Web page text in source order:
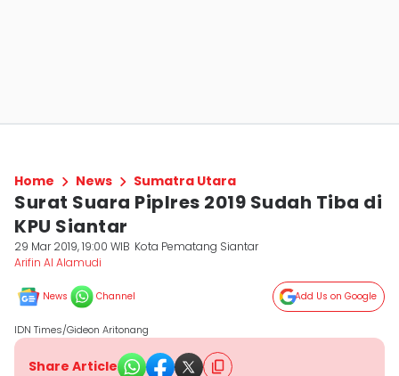
Home News Sumatra Utara
Surat Suara Piplres 2019 Sudah Tiba di
KPU Siantar
29 Mar 2019, 19:00 WIB Kota Pematang Siantar
Arifin Al Alamudi
News Channel Add Us on Google
IDN Times/Gideon Aritonang
Share Article